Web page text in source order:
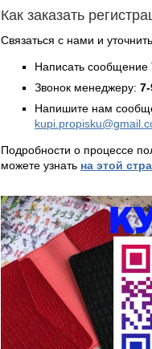
Как заказать
Связаться с нами и
Написать
Звонок менеджеру:
Напишите нам
Подробности о процессе
можете узнать на этой